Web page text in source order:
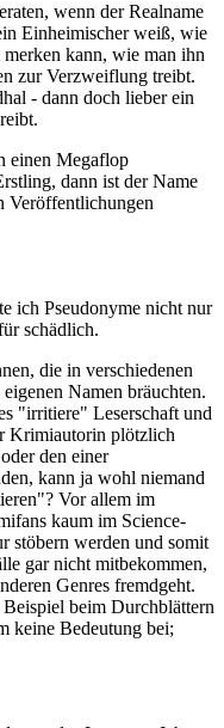
wenn der Realname
Einheimischer weiß, wie
kann, wie man ihn
zur Verzweiflung treibt.
- dann doch lieber ein
einen Megaflop
dann ist der Name
Veröffentlichungen
ich Pseudonyme nicht nur
schädlich.
die in verschiedenen
Namen bräuchten.
"irritiere" Leserschaft und
Krimiautorin plötzlich
den einer
kann ja wohl niemand
Vor allem im
kaum im Science-
stöbern werden und somit
gar nicht mitbekommen,
Genres fremdgeht.
beim Durchblättern
keine Bedeutung bei;